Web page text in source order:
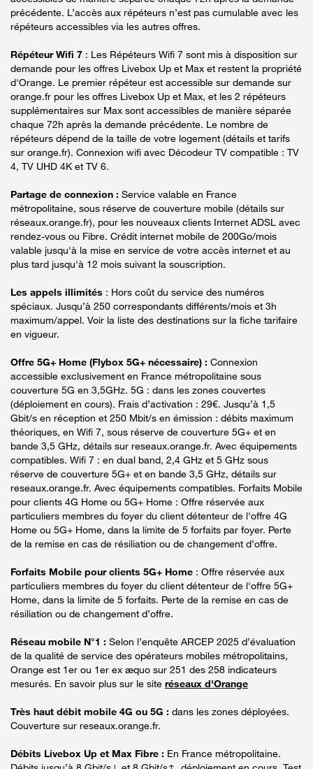
précédente. L’accès aux répéteurs n’est pas cumulable avec les
répéteurs accessibles via les autres offres.
Répéteur Wifi 7 : Les Répéteurs Wifi 7 sont mis à disposition sur
demande pour les offres Livebox Up et Max et restent la propriété
d'Orange. Le premier répéteur est accessible sur demande sur
orange.fr pour les offres Livebox Up et Max, et les 2 répéteurs
supplémentaires sur Max sont accessibles de manière séparée
chaque 72h après la demande précédente. Le nombre de
répéteurs dépend de la taille de votre logement (détails et tarifs
sur orange.fr). Connexion wifi avec Décodeur TV compatible : TV
4, TV UHD 4K et TV 6.
Partage de connexion : Service valable en France
métropolitaine, sous réserve de couverture mobile (détails sur
réseaux.orange.fr), pour les nouveaux clients Internet ADSL avec
rendez-vous ou Fibre. Crédit internet mobile de 200Go/mois
valable jusqu'à la mise en service de votre accès internet et au
plus tard jusqu'à 12 mois suivant la souscription.
Les appels illimités : Hors coût du service des numéros
spéciaux. Jusqu’à 250 correspondants différents/mois et 3h
maximum/appel. Voir la liste des destinations sur la fiche tarifaire
en vigueur.
Offre 5G+ Home (Flybox 5G+ nécessaire) : Connexion
accessible exclusivement en France métropolitaine sous
couverture 5G en 3,5GHz. 5G : dans les zones couvertes
(déploiement en cours). Frais d’activation : 29€. Jusqu’à 1,5
Gbit/s en réception et 250 Mbit/s en émission : débits maximum
théoriques, en Wifi 7, sous réserve de couverture 5G+ et en
bande 3,5 GHz, détails sur reseaux.orange.fr. Avec équipements
compatibles. Wifi 7 : en dual band, 2,4 GHz et 5 GHz sous
réserve de couverture 5G+ et en bande 3,5 GHz, détails sur
reseaux.orange.fr. Avec équipements compatibles. Forfaits Mobile
pour clients 4G Home ou 5G+ Home : Offre réservée aux
particuliers membres du foyer du client détenteur de l'offre 4G
Home ou 5G+ Home, dans la limite de 5 forfaits par foyer. Perte
de la remise en cas de résiliation ou de changement d’offre.
Forfaits Mobile pour clients 5G+ Home : Offre réservée aux
particuliers membres du foyer du client détenteur de l'offre 5G+
Home, dans la limite de 5 forfaits. Perte de la remise en cas de
résiliation ou de changement d’offre.
Réseau mobile N°1 : Selon l’enquête ARCEP 2025 d’évaluation
de la qualité de service des opérateurs mobiles métropolitains,
Orange est 1er ou 1er ex æquo sur 251 des 258 indicateurs
mesurés. En savoir plus sur le site réseaux d'Orange
Très haut débit mobile 4G ou 5G : dans les zones déployées.
Couverture sur reseaux.orange.fr.
Débits Livebox Up et Max Fibre : En France métropolitaine.